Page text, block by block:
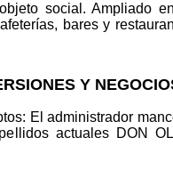
social. Ampliado
bares y
Y
El administrador
actuales DON